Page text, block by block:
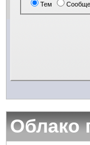
Тем
Облако